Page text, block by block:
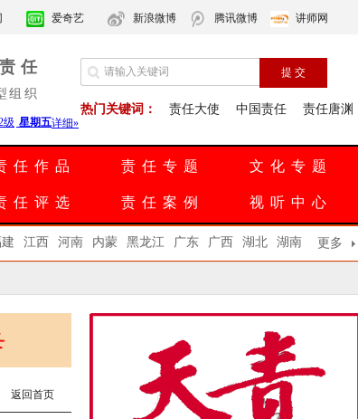
爱奇艺 新浪微博 腾讯微博 讲师网
任
组织
热门关键词：
责任大使 中国责任 责任唐渊
任作品 责任专题 文化专题
任评选 责任案例 视听中心
江西 河南 内蒙 黑龙江 广东 广西 湖北 湖南 更多
返回首页